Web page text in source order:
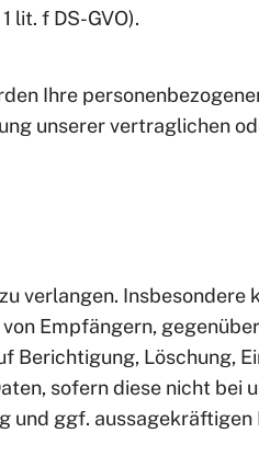
lit. f DS-GVO).
Ihre
unserer vertraglichen
verlangen. Insbesondere
Empfängern,
Berichtigung, Löschung,
sofern diese nicht bei
und ggf. aussagekräftigen